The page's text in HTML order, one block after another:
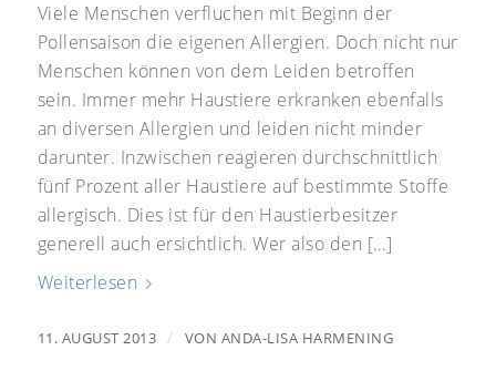
Viele Menschen verfluchen mit Beginn der
Pollensaison die eigenen Allergien. Doch nicht nur
Menschen können von dem Leiden betroffen
sein. Immer mehr Haustiere erkranken ebenfalls
an diversen Allergien und leiden nicht minder
darunter. Inzwischen reagieren durchschnittlich
fünf Prozent aller Haustiere auf bestimmte Stoffe
allergisch. Dies ist für den Haustierbesitzer
generell auch ersichtlich. Wer also den […]
Weiterlesen
11. AUGUST 2013 / VON ANDA-LISA HARMENING